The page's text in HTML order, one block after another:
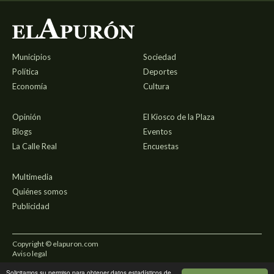
Municipios
Política
Economía
Sociedad
Deportes
Cultura
Opinión
Blogs
La Calle Real
El Kiosco de la Plaza
Eventos
Encuestas
Multimedia
Quiénes somos
Publicidad
Copyright © elapuron.com
Aviso legal